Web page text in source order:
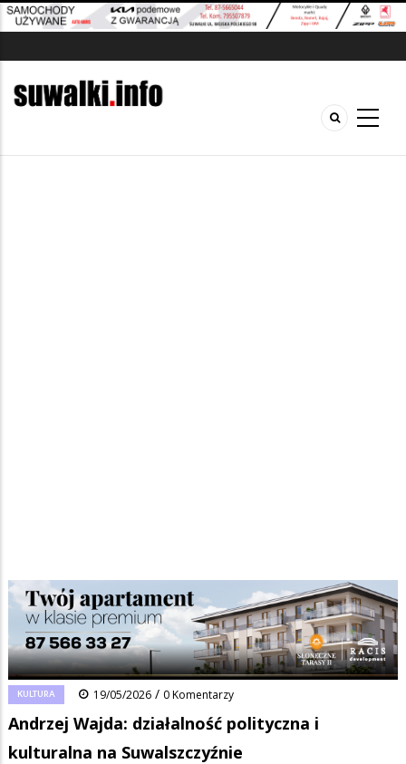
Ścieżka
nawigacyjna
Strona główna/Wiadomości/Kultura
Andrzej Wajda: działalność polityczna i kulturalna na Suwalszczyźnie
FacebookPinterestTumblr
0 Reddit Share
KULTURA 19/05/2026 / 0 Komentarzy
Andrzej Wajda: działalność polityczna i
kulturalna na Suwalszczyźnie